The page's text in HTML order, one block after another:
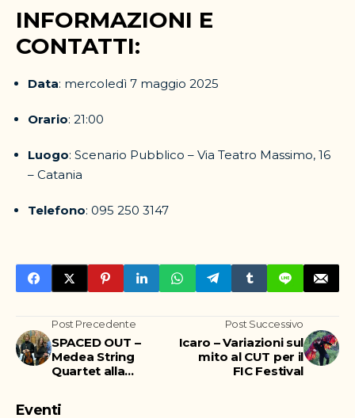
INFORMAZIONI E
CONTATTI:
Data: mercoledì 7 maggio 2025
Orario: 21:00
Luogo: Scenario Pubblico – Via Teatro Massimo, 16
– Catania
Telefono: 095 250 3147
Post Precedente
SPACED OUT –
Medea String
Quartet alla
Post Successivo
Icaro – Variazioni sul
mito al CUT per il
FIC Festival
Eventi